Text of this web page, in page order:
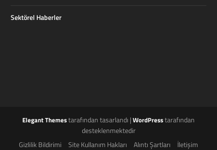
Sektörel Haberler
Elegant Themestarafından tasarlandı | WordPresstarafından
desteklenmektedir
Gizlilik Bildirimi
Site Kullanım Hakları Alıntı Şartları İletişim